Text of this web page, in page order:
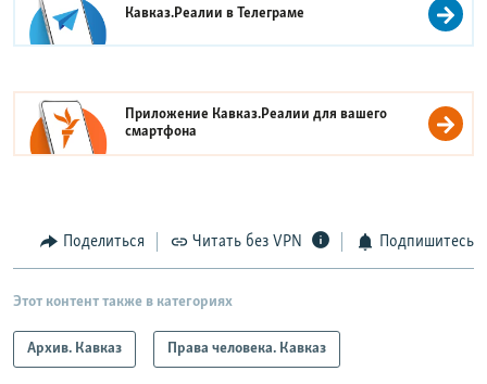
Кавказ.Реалии вТелеграме
Приложение Кавказ.Реалии для вашего
смартфона
Поделиться Читать без VPN Подпишитесь
Этот контент также в категориях
Архив. Кавказ Права человека. Кавказ